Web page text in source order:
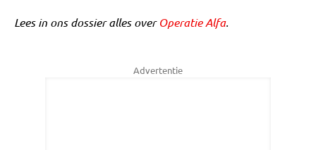
Lees in ons dossier alles overOperatie Alfa.
Advertentie